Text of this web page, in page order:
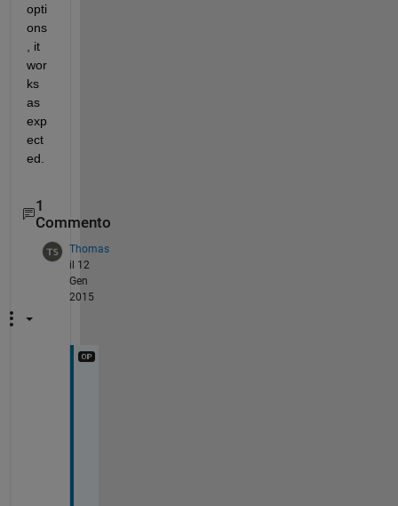
opti
ons
, it
wor
ks
as
exp
ect
ed.
1
Commento
Thomas
il 12
Gen
2015